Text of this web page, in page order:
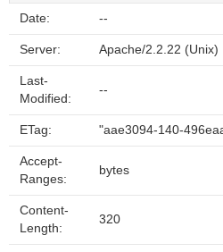
Date: --
Server: Apache/2.2.22 (Unix)
Last-
Modified:
--
ETag: "aae3094-140-
Accept-
Ranges:
bytes
Content-
Length:
320